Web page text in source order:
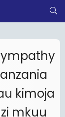
kimoja
mkuu